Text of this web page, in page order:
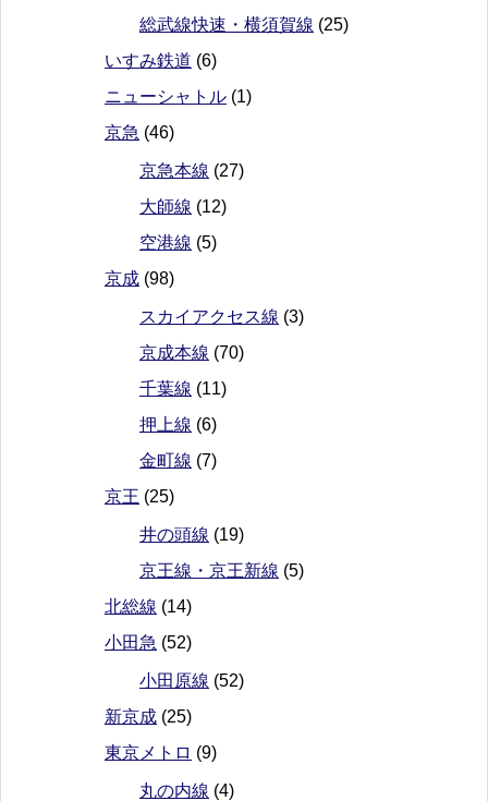
総武線快速・横須賀線 (25)
いすみ鉄道 (6)
ニューシャトル (1)
京急 (46)
京急本線 (27)
大師線 (12)
空港線 (5)
京成 (98)
スカイアクセス線 (3)
京成本線 (70)
千葉線 (11)
押上線 (6)
金町線 (7)
京王 (25)
井の頭線 (19)
京王線・京王新線 (5)
北総線 (14)
小田急 (52)
小田原線 (52)
新京成 (25)
東京メトロ (9)
丸の内線 (4)